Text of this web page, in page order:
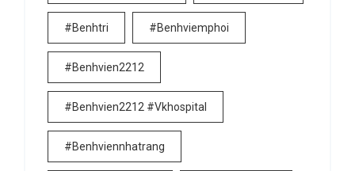
#benhtri #benhviemphoi
#benhvien2212
#benhvien2212 #vkhospital
#benhviennhatrang